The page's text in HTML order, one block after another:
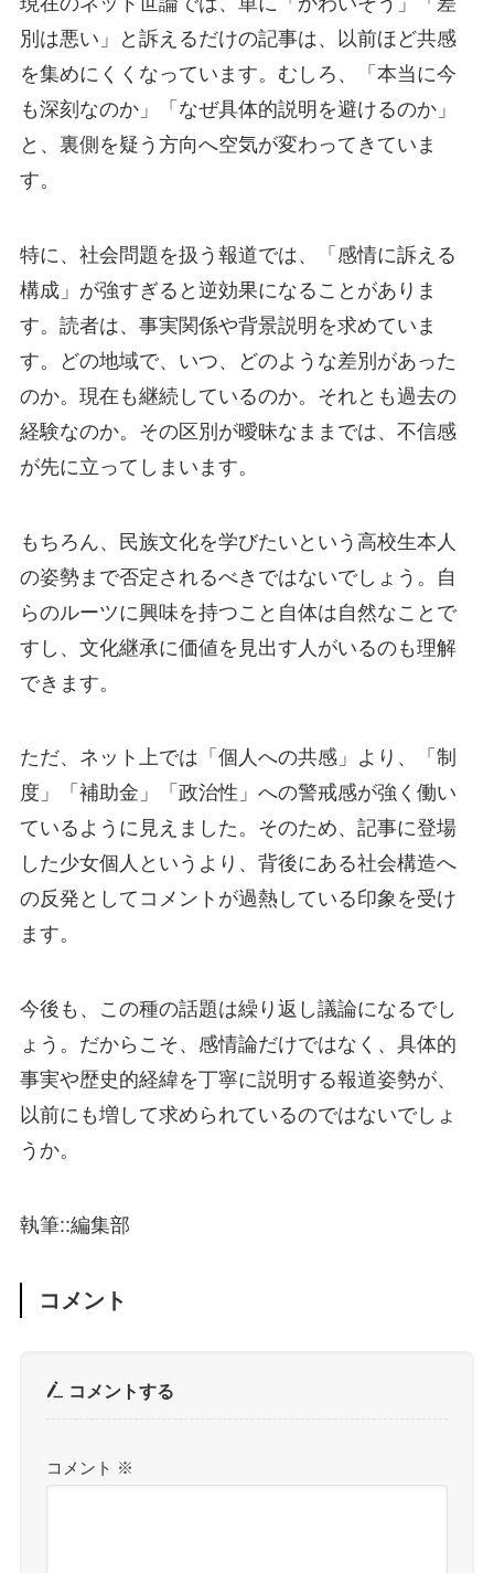
別は悪い」と訴えるだけの記事は、以前ほど共感
を集めにくくなっています。むしろ、「本当に今
も深刻なのか」「なぜ具体的説明を避けるのか」
と、裏側を疑う方向へ空気が変わってきていま
す。
特に、社会問題を扱う報道では、「感情に訴える
構成」が強すぎると逆効果になることがありま
す。読者は、事実関係や背景説明を求めていま
す。どの地域で、いつ、どのような差別があった
のか。現在も継続しているのか。それとも過去の
経験なのか。その区別が曖昧なままでは、不信感
が先に立ってしまいます。
もちろん、民族文化を学びたいという高校生本人
の姿勢まで否定されるべきではないでしょう。自
らのルーツに興味を持つこと自体は自然なことで
すし、文化継承に価値を見出す人がいるのも理解
できます。
ただ、ネット上では「個人への共感」より、「制
度」「補助金」「政治性」への警戒感が強く働い
ているように見えました。そのため、記事に登場
した少女個人というより、背後にある社会構造へ
の反発としてコメントが過熱している印象を受け
ます。
今後も、この種の話題は繰り返し議論になるでし
ょう。だからこそ、感情論だけではなく、具体的
事実や歴史的経緯を丁寧に説明する報道姿勢が、
以前にも増して求められているのではないでしょ
うか。
執筆::編集部
コメント
コメントする
コメント ※